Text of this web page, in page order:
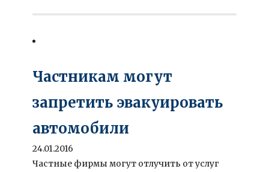
Частникам могут
запретить эвакуировать
автомобили
24.01.2016
Частные фирмы могут отлучить от услуг